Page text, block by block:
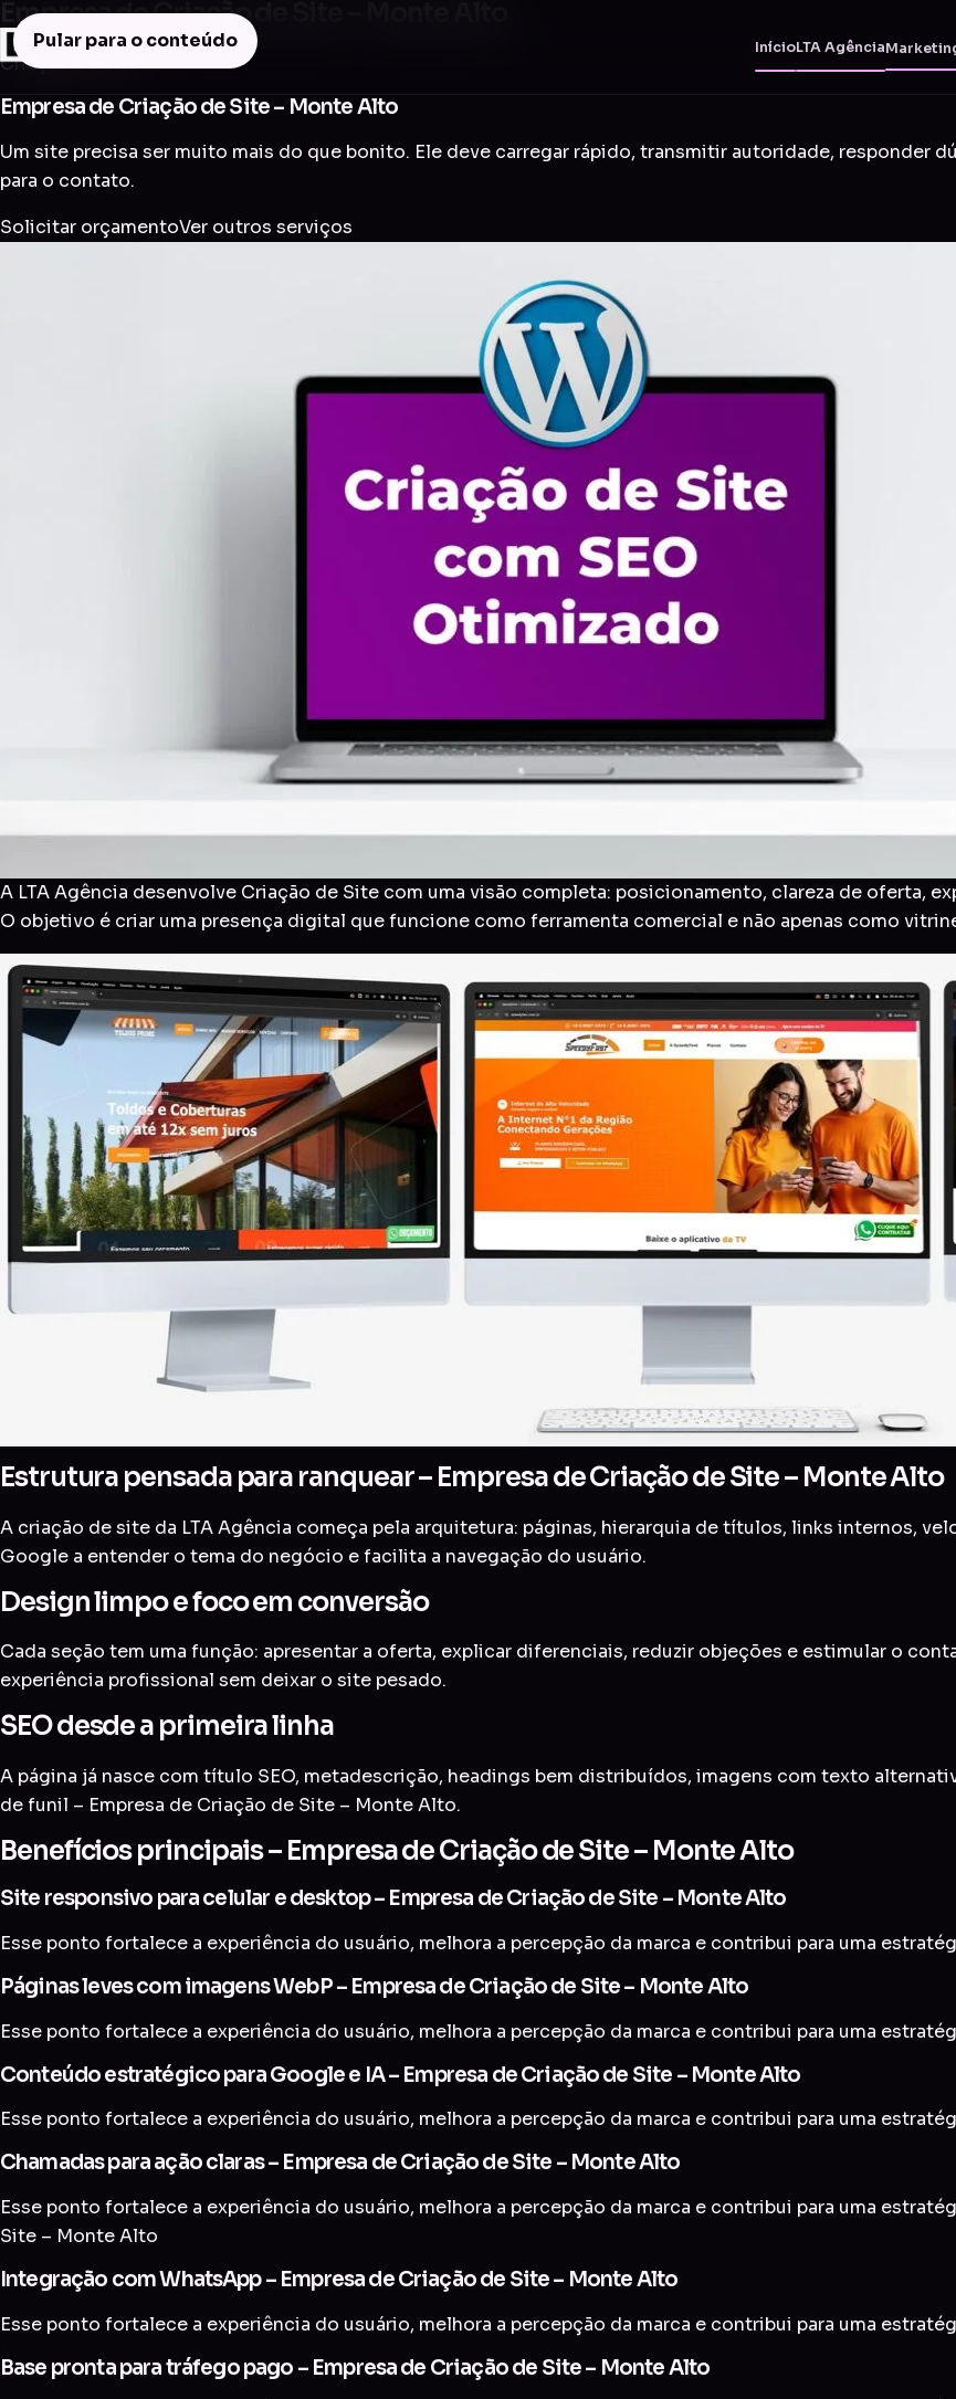
Pular para o conteúdo InícioLTA Agência
Empresa de Criação de Site – Monte Alto
Criação de Site
Empresa de Criação de Site – Monte Alto
Um site precisa ser muito mais do que bonito. Ele deve carregar rápido, transmitir autoridade, responder
para o contato.
Solicitar orçamentoVer outros serviços
A LTA Agência desenvolve Criação de Site com uma visão completa: posicionamento, clareza de oferta,
O objetivo é criar uma presença digital que funcione como ferramenta comercial e não apenas como
Estrutura pensada para ranquear – Empresa de Criação de Site – Monte Alto
A criação de site da LTA Agência começa pela arquitetura: páginas, hierarquia de títulos, links internos,
Google a entender o tema do negócio e facilita a navegação do usuário.
Design limpo e foco em conversão
Cada seção tem uma função: apresentar a oferta, explicar diferenciais, reduzir objeções e estimular o
experiência profissional sem deixar o site pesado.
SEO desde a primeira linha
A página já nasce com título SEO, metadescrição, headings bem distribuídos, imagens com texto
de funil – Empresa de Criação de Site – Monte Alto.
Benefícios principais – Empresa de Criação de Site – Monte Alto
Site responsivo para celular e desktop – Empresa de Criação de Site – Monte Alto
Esse ponto fortalece a experiência do usuário, melhora a percepção da marca e contribui para uma
Páginas leves com imagens WebP – Empresa de Criação de Site – Monte Alto
Esse ponto fortalece a experiência do usuário, melhora a percepção da marca e contribui para uma
Conteúdo estratégico para Google e IA – Empresa de Criação de Site – Monte Alto
Esse ponto fortalece a experiência do usuário, melhora a percepção da marca e contribui para uma
Chamadas para ação claras – Empresa de Criação de Site – Monte Alto
Esse ponto fortalece a experiência do usuário, melhora a percepção da marca e contribui para uma
Site – Monte Alto
Integração com WhatsApp – Empresa de Criação de Site – Monte Alto
Esse ponto fortalece a experiência do usuário, melhora a percepção da marca e contribui para uma
Base pronta para tráfego pago – Empresa de Criação de Site – Monte Alto